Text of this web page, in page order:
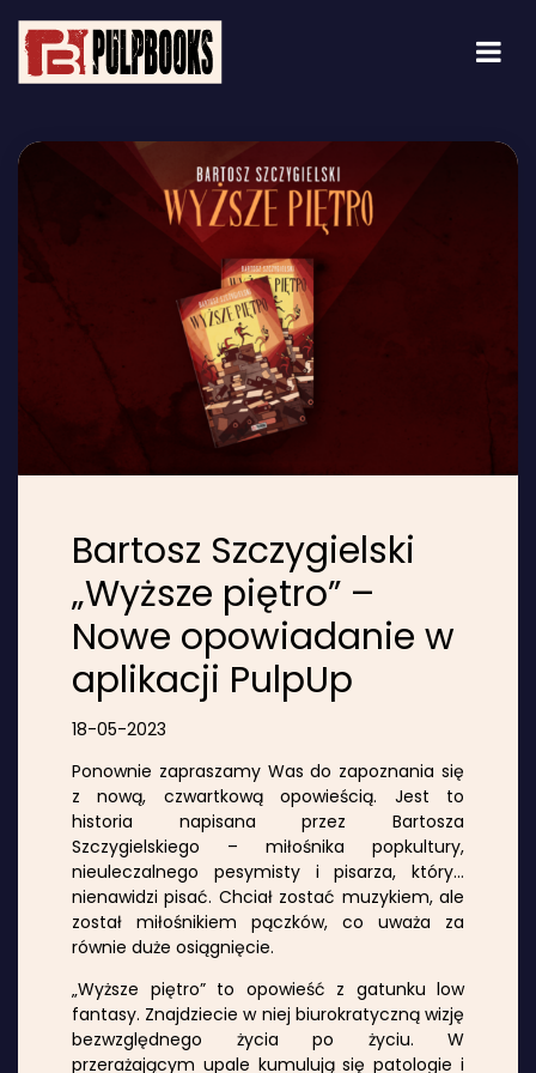
Bartosz Szczygielski
„Wyższe piętro” –
Nowe opowiadanie w
aplikacji PulpUp
18-05-2023
Ponownie zapraszamy Was do zapoznania się
z nową, czwartkową opowieścią. Jest to
historia napisana przez Bartosza
Szczygielskiego – miłośnika popkultury,
nieuleczalnego pesymisty i pisarza, który…
nienawidzi pisać. Chciał zostać muzykiem, ale
został miłośnikiem pączków, co uważa za
równie duże osiągnięcie.
„Wyższe piętro” to opowieść z gatunku low
fantasy. Znajdziecie w niej biurokratyczną wizję
bezwzględnego życia po życiu. W
przerażającym upale kumulują się patologie i